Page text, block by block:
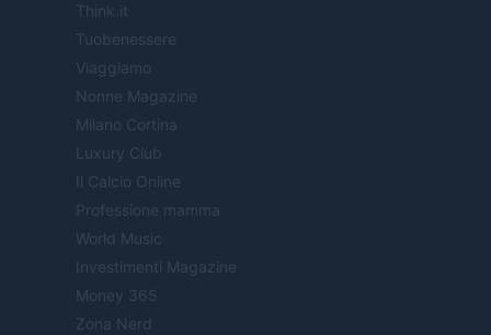
Think.it
Tuobenessere
Viaggiamo
Nonne Magazine
Milano Cortina
Luxury Club
Il Calcio Online
Professione mamma
World Music
Investimenti Magazine
Money 365
Zona Nerd